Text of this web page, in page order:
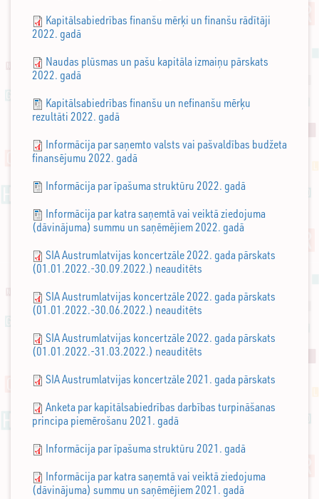
Kapitālsabiedrības finanšu mērķi un finanšu rādītāji
2022. gadā
Naudas plūsmas un pašu kapitāla izmaiņu pārskats
2022. gadā
Kapitālsabiedrības finanšu un nefinanšu mērķu
rezultāti 2022. gadā
Informācija par saņemto valsts vai pašvaldības budžeta
finansējumu 2022. gadā
Informācija par īpašuma struktūru 2022. gadā
Informācija par katra saņemtā vai veiktā ziedojuma
(dāvinājuma) summu un saņēmējiem 2022. gadā
SIA Austrumlatvijas koncertzāle 2022. gada pārskats
(01.01.2022.-30.09.2022.) neauditēts
SIA Austrumlatvijas koncertzāle 2022. gada pārskats
(01.01.2022.-30.06.2022.) neauditēts
SIA Austrumlatvijas koncertzāle 2022. gada pārskats
(01.01.2022.-31.03.2022.) neauditēts
SIA Austrumlatvijas koncertzāle 2021. gada pārskats
Anketa par kapitālsabiedrības darbības turpināšanas
principa piemērošanu 2021. gadā
Informācija par īpašuma struktūru 2021. gadā
Informācija par katra saņemtā vai veiktā ziedojuma
(dāvinājuma) summu un saņēmējiem 2021. gadā